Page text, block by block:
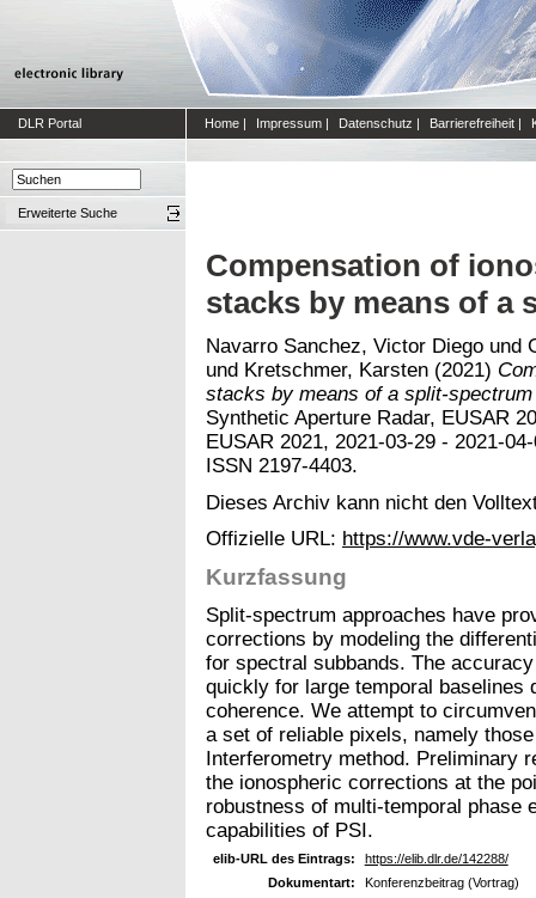
DLR Portal Home | Impressum | Datenschutz | Barrierefreiheit |
Erweiterte Suche
Compensation of
stacks by means of a
Navarro Sanchez, Victor Diego und
und Kretschmer, Karsten (2021)
stacks by means of a split-spectrum
Synthetic Aperture Radar, EUSAR
EUSAR 2021, 2021-03-29 - 2021-
ISSN 2197-4403.
Dieses Archiv kann nicht den
Offizielle URL: https://www.vde-
Kurzfassung
Split-spectrum approaches have
corrections by modeling the
for spectral subbands. The
quickly for large temporal baselines
coherence. We attempt to
a set of reliable pixels, namely
Interferometry method. Preliminary
the ionospheric corrections at the
robustness of multi-temporal phase
capabilities of PSI.
elib-URL des Eintrags:
https://elib.dlr.de/142288/
Dokumentart:
Konferenzbeitrag (Vortrag)